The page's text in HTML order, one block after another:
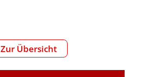
Zur Übersicht